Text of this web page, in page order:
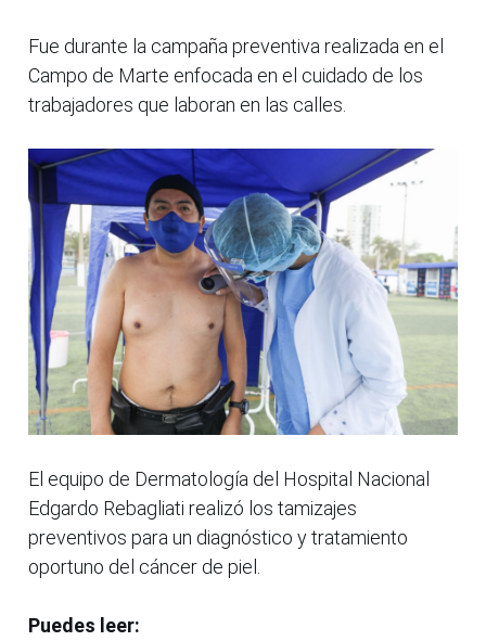
Fue durante la campaña preventiva realizada en el
Campo de Marte enfocada en el cuidado de los
trabajadores que laboran en las calles.
El equipo de Dermatología del Hospital Nacional
Edgardo Rebagliati realizó los tamizajes
preventivos para un diagnóstico y tratamiento
oportuno del cáncer de piel.
Puedes leer: